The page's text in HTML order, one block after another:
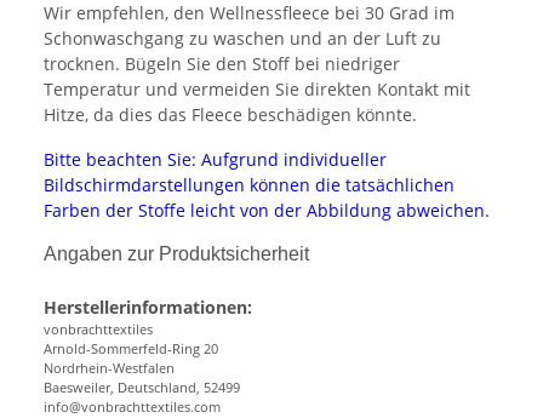
Wir empfehlen, den Wellnessfleece bei 30 Grad im
Schonwaschgang zu waschen und an der Luft zu
trocknen. Bügeln Sie den Stoff bei niedriger
Temperatur und vermeiden Sie direkten Kontakt mit
Hitze, da dies das Fleece beschädigen könnte.
Bitte beachten Sie: Aufgrund individueller
Bildschirmdarstellungen können die tatsächlichen
Farben der Stoffe leicht von der Abbildung abweichen.
Angaben zur Produktsicherheit
Herstellerinformationen:
vonbrachttextiles
Arnold-Sommerfeld-Ring 20
Nordrhein-Westfalen
Baesweiler, Deutschland, 52499
info@vonbrachttextiles.com